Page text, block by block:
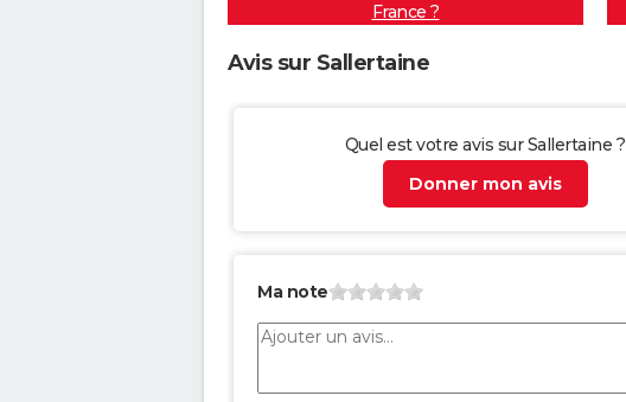
France ?
Avis sur Sallertaine
Quel est votre avis sur Sallertaine ?
Donner mon avis
Ma note